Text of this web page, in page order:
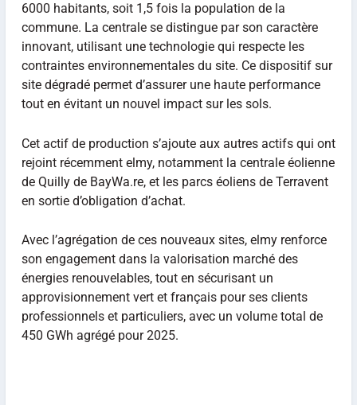
6000 habitants, soit 1,5 fois la population de la
commune. La centrale se distingue par son caractère
innovant, utilisant une technologie qui respecte les
contraintes environnementales du site. Ce dispositif sur
site dégradé permet d’assurer une haute performance
tout en évitant un nouvel impact sur les sols.
Cet actif de production s’ajoute aux autres actifs qui ont
rejoint récemment elmy, notamment la centrale éolienne
de Quilly de BayWa.re, et les parcs éoliens de Terravent
en sortie d’obligation d’achat.
Avec l’agrégation de ces nouveaux sites, elmy renforce
son engagement dans la valorisation marché des
énergies renouvelables, tout en sécurisant un
approvisionnement vert et français pour ses clients
professionnels et particuliers, avec un volume total de
450 GWh agrégé pour 2025.